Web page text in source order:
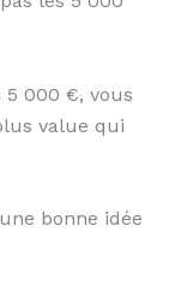
5 000 €, vous
value qui
bonne idée